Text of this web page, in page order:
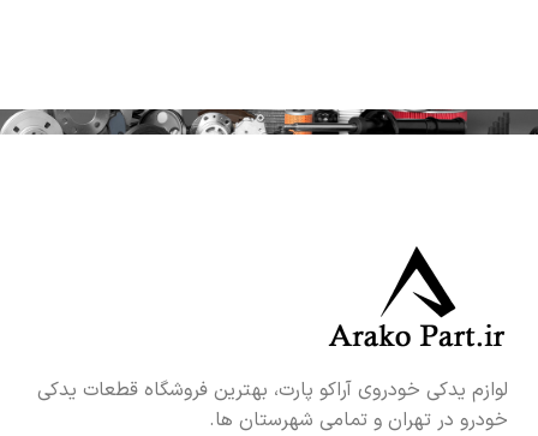
لوازم یدکی خودروی آراکو پارت، بهترین فروشگاه قطعات یدکی
خودرو در تهران و تمامی شهرستان ها.